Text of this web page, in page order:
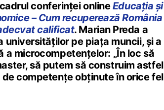
conferinței onlineEducația și
– Cum recuperează România
calificat. Marian Preda a
universităților pe piața muncii, și a
microcompetențelor: „În loc să
să putem să construim astfel
competențe obținute în orice fel